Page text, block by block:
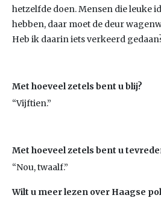
hetzelfde doen. Mensen die leuke
hebben, daar moet de deur
Heb ik daarin iets verkeerd
Met hoeveel zetels bent u blij?
“Vijftien.”
Met hoeveel zetels bent u
“Nou, twaalf.”
Wilt u meer lezen over Haagse